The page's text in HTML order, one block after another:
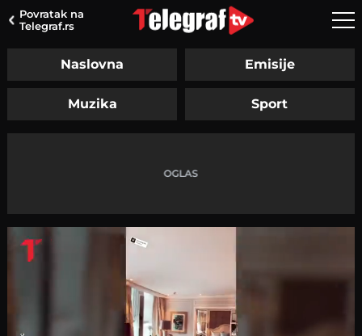
Povratak na
Telegraf.rs
Naslovna Emisije
Muzika Sport